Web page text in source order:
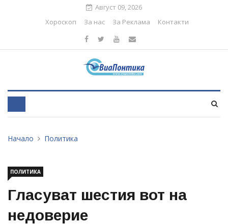
Август 09, 2026
Хороскоп
За нас За Реклама Контакти
Начало Политика
ПОЛИТИКА
Гласуват шестия вот на
недоверие